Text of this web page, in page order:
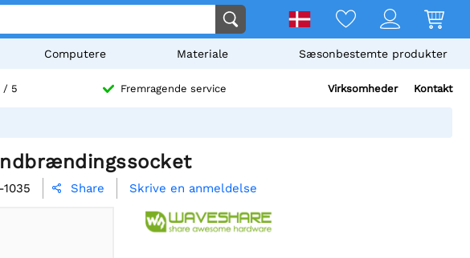
Computere Materiale Sæsonbestemte produkter
/ 5 Fremragende service Virksomheder Kontakt
1035  Share Skrive en anmeldelse